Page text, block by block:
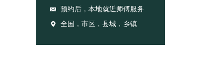
预约后，本地就近师傅服务
全国，市区，县城，乡镇